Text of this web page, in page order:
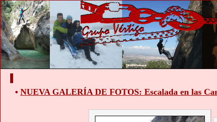
• NUEVA GALERÍA DE FOTOS: Escalada en las